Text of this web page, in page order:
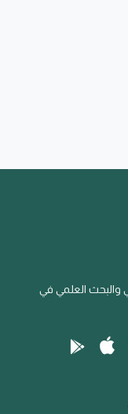
والبحث العلمي في